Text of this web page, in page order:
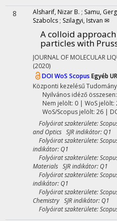
8 Alsharif, Nizar B. ; Samu,
Szabolcs ; Szilagyi, Istvan ✉
A colloid
particles with
JOURNAL OF MOLECULAR
(2020)
DOIWoS Scopus Egyéb
Központi kezelésű
Nyilvános idéző
Nem jelölt: 0 | WoS
WoS/Scopus jelölt: 26 |
Folyóirat szakterülete:
and Optics SJR indikátor: Q1
Folyóirat szakterülete:
indikátor: Q1
Folyóirat szakterülete:
Materials SJR indikátor: Q1
Folyóirat szakterülete:
indikátor: Q1
Folyóirat szakterülete:
Chemistry SJR indikátor: Q1
Folyóirat szakterülete: